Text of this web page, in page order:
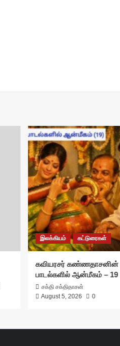
இலக்கியம் கட்டுரைகள்
கவியரசர் கண்ணதாசனின்
பாடல்களில் ஆன்மீகம் – 19
சக்தி சக்திதாசன்
August 5, 2026
0